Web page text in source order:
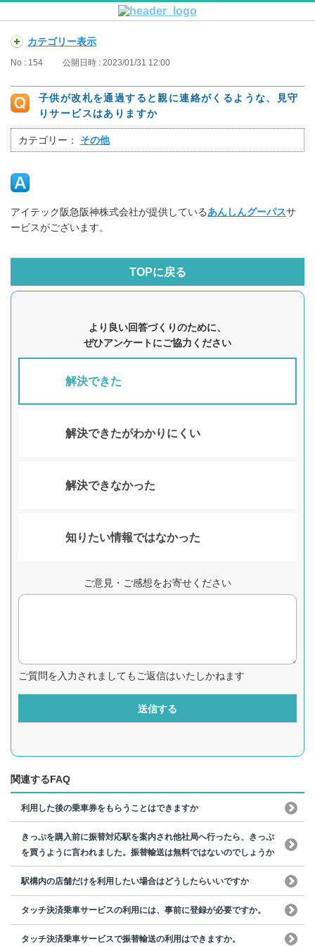
カテゴリー表示
No : 154 公開日時 : 2023/01/31 12:00
子供が改札を通過すると親に連絡がくるような、見守
りサービスはありますか
カテゴリー： その他
アイテック阪急阪神株式会社が提供しているあんしんグーパスサ
ービスがございます。
TOPに戻る
より良い回答づくりのために、
ぜひアンケートにご協力ください
解決できた
解決できたがわかりにくい
解決できなかった
知りたい情報ではなかった
ご意見・ご感想をお寄せください
ご質問を入力されましてもご返信はいたしかねます
送信する
関連するFAQ
利用した後の乗車券をもらうことはできますか
きっぷを購入前に振替対応駅を案内され他社局へ行ったら、きっぷ
を買うように言われました。振替輸送は無料ではないのでしょうか
駅構内の店舗だけを利用したい場合はどうしたらいいですか
タッチ決済乗車サービスの利用には、事前に登録が必要ですか。
タッチ決済乗車サービスで振替輸送の利用はできますか。